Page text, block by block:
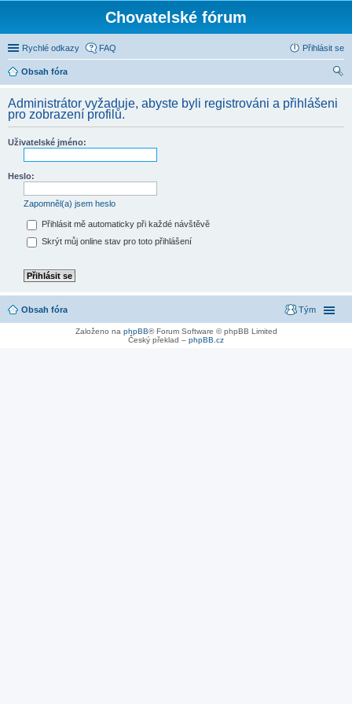
Chovatelské fórum
Rychlé odkazy FAQ Přihlásit se
Obsah fóra
Administrátor vyžaduje, abyste byli registrováni a přihlášeni
pro zobrazení profilů.
Uživatelské jméno:
Heslo:
Zapomněl(a) jsem heslo
Přihlásit mě automaticky při každé návštěvě
Skrýt můj online stav pro toto přihlášení
Obsah fóra Tým
Založeno na phpBB® Forum Software © phpBB Limited
Český překlad – phpBB.cz